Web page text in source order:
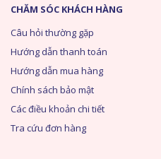
CHĂM SÓC KHÁCH HÀNG
Câu hỏi thường gặp
Hướng dẫn thanh toán
Hướng dẫn mua hàng
Chính sách bảo mật
Các điều khoản chi tiết
Tra cứu đơn hàng